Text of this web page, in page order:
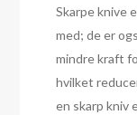
Skarpe knive
med; de er
mindre kraft
hvilket
en skarp kniv